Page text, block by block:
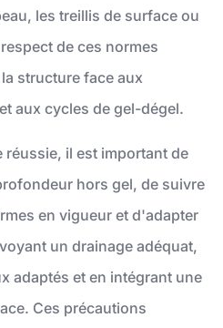
les treillis de surface ou
de ces normes
structure face aux
aux cycles de gel-dégel.
il est important de
hors gel, de suivre
en vigueur et d'adapter
un drainage adéquat,
adaptés et en intégrant une
Ces précautions